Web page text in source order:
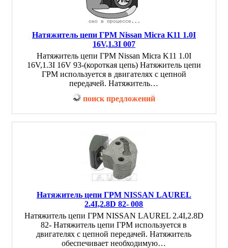
Натяжитель цепи ГРМ Nissan Micra K11 1.0I
16V,1.3I 007
Натяжитель цепи ГРМ Nissan Micra K11 1.0I
16V,1.3I 16V 93-(короткая цепь) Натяжитель цепи
ГРМ используется в двигателях с цепной
передачей. Натяжитель…
поиск предложений
Натяжитель цепи ГРМ NISSAN LAUREL
2.4I,2.8D 82- 008
Натяжитель цепи ГРМ NISSAN LAUREL 2.4I,2.8D
82- Натяжитель цепи ГРМ используется в
двигателях с цепной передачей. Натяжитель
обеспечивает необходимую…